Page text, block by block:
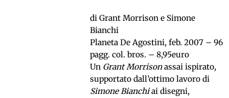
di Grant Morrison e Simone
Bianchi
Planeta De Agostini, feb. 2007 – 96
pagg. col. bros. – 8,95euro
Un Grant Morrisonassai ispirato,
supportato dall’ottimo lavoro di
Simone Bianchiai disegni,